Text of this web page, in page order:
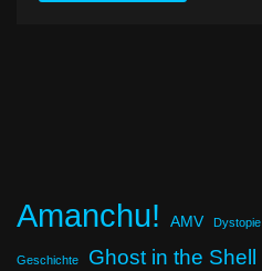
Amanchu! AMV Dystopie
Geschichte Ghost in the Shell